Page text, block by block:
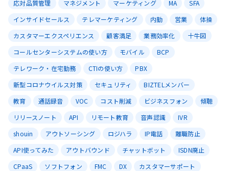
応対品質管理 マネジメント マーケティング MA
SFA
インサイドセールス
テレマーケティング 内勤 営業
体操
カスタマーエクスペリエンス
顧客満足 業務効率化
十牛図
コールセンターシステムの使い方
モバイル
BCP
テレワーク・在宅勤務
CTIの使い方
PBX
新型コロナウイルス対策
セキュリティ
BIZTELメンバー
教育
通話録音 VOC コスト削減 ビジネスフォン
傾聴
リリースノート
API リモート教育 音声認識
IVR
shouin
アウトソーシング ロジハラ IP電話
離職防止
API使ってみた
アウトバウンド チャットボット
ISDN廃止
CPaaS
ソフトフォン FMC DX
カスタマーサポート